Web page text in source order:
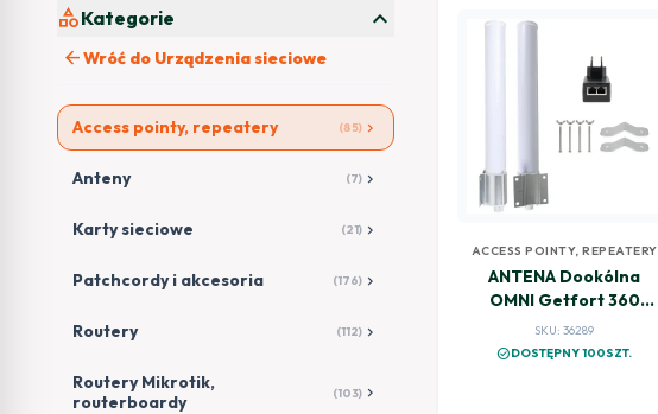
categoryKategorie expand_more
arrow_backWróć do Urządzenia sieciowe
Access pointy, repeatery (85) chevron_right
Anteny (7) chevron_right
Karty sieciowe (21) chevron_right
Patchcordy i akcesoria (176) chevron_right
Routery (112) chevron_right
Routery Mikrotik,
routerboardy
(103) chevron_right
ACCESS POINTY, REPEATERY
ANTENA Dookólna
OMNI Getfort 360
(ANT-360)
SKU: 36289
check_circleDOSTĘPNY 100SZT.